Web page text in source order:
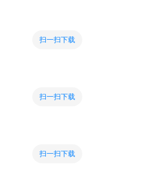
扫一扫下载
扫一扫下载
扫一扫下载